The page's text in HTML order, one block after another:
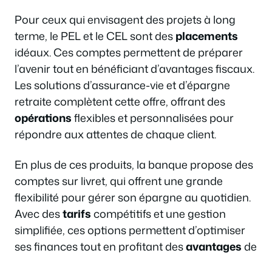
Pour ceux qui envisagent des projets à long
terme, le PEL et le CEL sont desplacements
idéaux. Ces comptes permettent de préparer
l’avenir tout en bénéficiant d’avantages fiscaux.
Les solutions d’assurance-vie et d’épargne
retraite complètent cette offre, offrant des
opérationsflexibles et personnalisées pour
répondre aux attentes de chaque client.
En plus de ces produits, la banque propose des
comptes sur livret, qui offrent une grande
flexibilité pour gérer son épargne au quotidien.
Avec destarifscompétitifs et une gestion
simplifiée, ces options permettent d’optimiser
ses finances tout en profitant desavantagesde